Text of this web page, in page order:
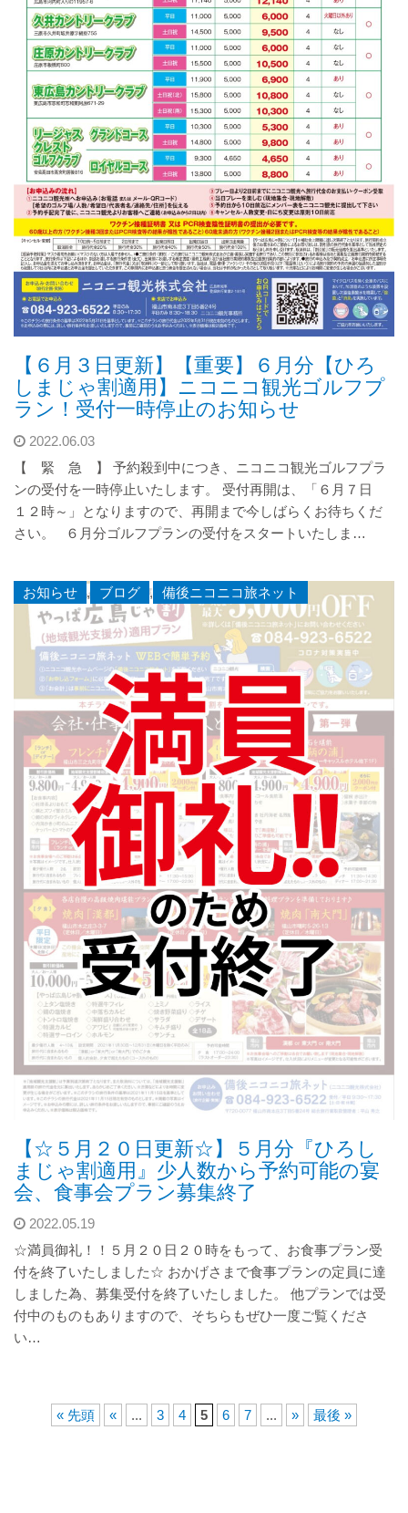
【６月３日更新】【重要】６月分【ひろ
しまじゃ割適用】ニコニコ観光ゴルフプ
ラン！受付一時停止のお知らせ
2022.06.03
【 緊 急 】 予約殺到中につき、ニコニコ観光ゴルフプラ
ンの受付を一時停止いたします。 受付再開は、「６月７日
１２時～」となりますので、再開まで今しばらくお待ちくだ
さい。 ６月分ゴルフプランの受付をスタートいたしま…
お知らせ , ブログ , 備後ニコニコ旅ネット
【☆５月２０日更新☆】５月分『ひろし
まじゃ割適用』少人数から予約可能の宴
会、食事会プラン募集終了
2022.05.19
☆満員御礼！！５月２０日２０時をもって、お食事プラン受
付を終了いたしました☆ おかげさまで食事プランの定員に達
しました為、募集受付を終了いたしました。 他プランでは受
付中のものもありますので、そちらもぜひ一度ご覧くださ
い…
« 先頭 « ... 3 4 5 6 7 ... » 最後 »